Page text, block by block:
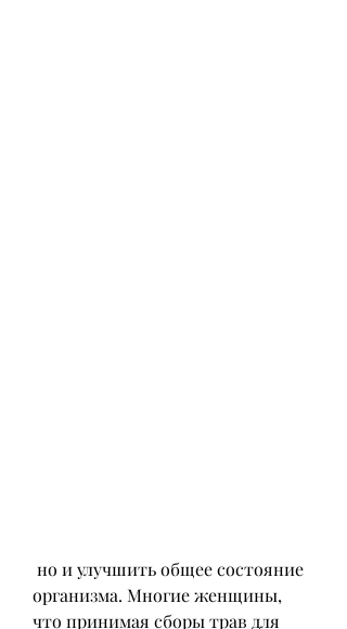
организма. Многие женщины,
что принимая сборы трав для